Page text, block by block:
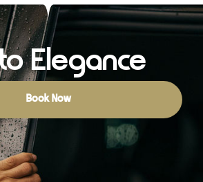
Elegance
Book Now